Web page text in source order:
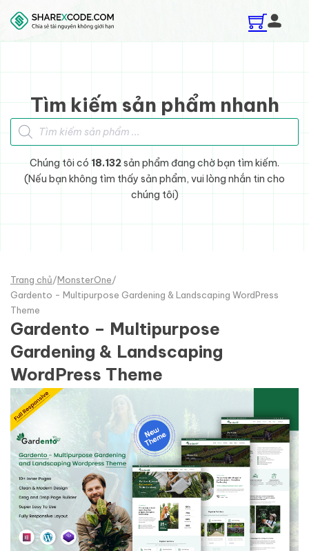
Skip to main content
Skip to footer
Tìm kiếm sản phẩm nhanh
Tìm kiếm sản phẩm
Chúng tôi có 18.132sản phẩm đang chờ bạn tìm kiếm.
(Nếu bạn không tìm thấy sản phẩm, vui lòng nhắn tin cho
chúng tôi)
Trang chủ/MonsterOne/
Gardento - Multipurpose Gardening & Landscaping WordPress
Theme
Gardento – Multipurpose
Gardening & Landscaping
WordPress Theme